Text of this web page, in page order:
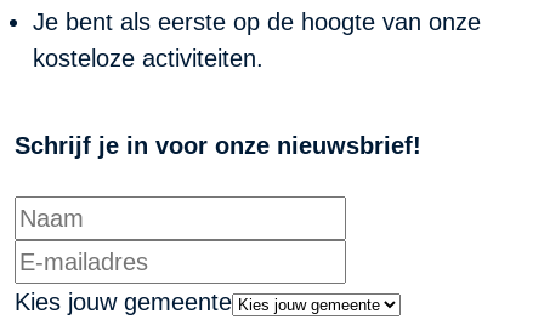
Je bent als eerste op de hoogte van onze
kosteloze activiteiten.
Schrijf je in voor onze nieuwsbrief!
Kies jouw gemeente